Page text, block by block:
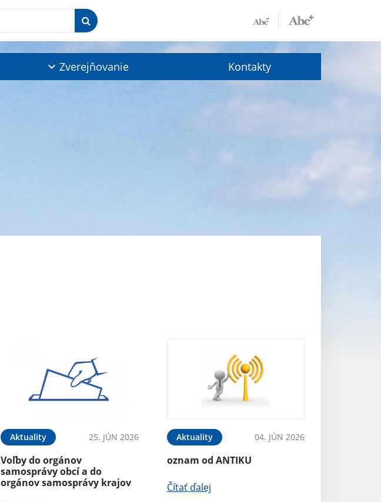
Zverejňovanie Kontakty
Aktuality 25. JÚN 2026
Voľby do orgánov
samosprávy obcí a do
orgánov samosprávy krajov
Aktuality 04. JÚN 2026
oznam od ANTIKU
Čítať ďalej